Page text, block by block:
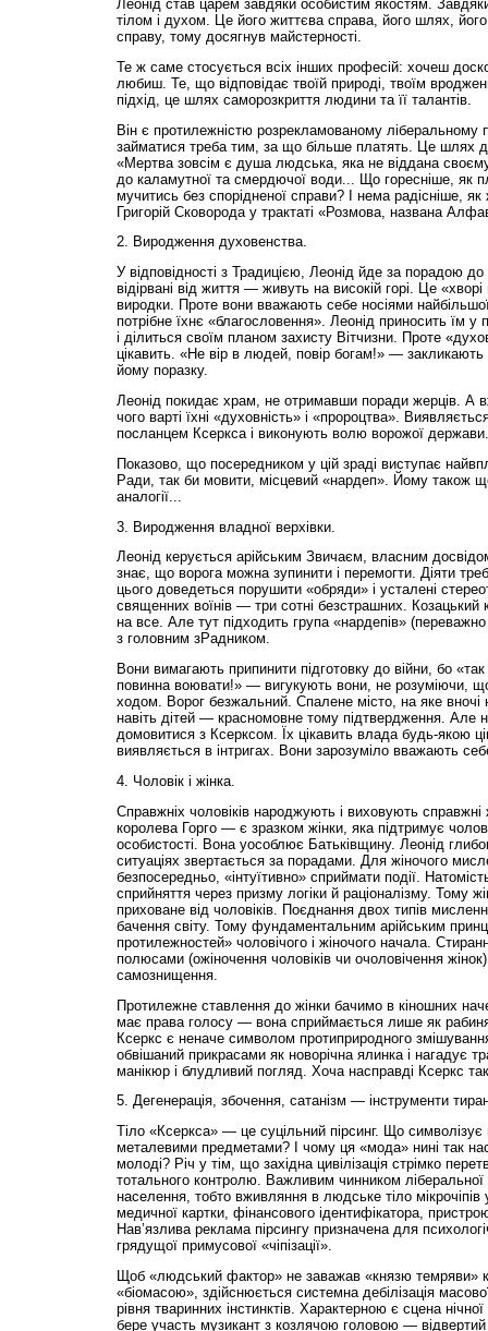
Леонід став царем завдяки особистим якостям.
тілом і духом. Це його життєва справа, його шлях,
справу, тому досягнув майстерності.
Те ж саме стосується всіх інших професій: хочеш
любиш. Те, що відповідає твоїй природі, твоїм
підхід, це шлях саморозкриття людини та її талантів.
Він є протилежністю розрекламованому ліберальному
займатися треба тим, за що більше платять. Це шлях
«Мертва зовсім є душа людська, яка не віддана
до каламутної та смердючої води... Що горесніше, як
мучитись без спорідненої справи? І нема радісніше,
Григорій Сковорода у трактаті «Розмова, названа
2. Виродження духовенства.
У відповідності з Традицією, Леонід йде за порадою
відірвані від життя — живуть на високій горі. Це «хворі
виродки. Проте вони вважають себе носіями
потрібне їхнє «благословення». Леонід приносить їм
і ділиться своїм планом захисту Вітчизни. Проте
цікавить. «Не вір в людей, повір богам!» — закликають
йому поразку.
Леонід покидає храм, не отримавши поради жерців. А
чого варті їхні «духовність» і «пророцтва».
посланцем Ксеркса і виконують волю ворожої держави.
Показово, що посередником у цій зраді виступає
Ради, так би мовити, місцевий «нардеп». Йому також
аналогії...
3. Виродження владної верхівки.
Леонід керується арійським Звичаєм, власним
знає, що ворога можна зупинити і перемогти. Діяти
цього доведеться порушити «обряди» і усталені
священних воїнів — три сотні безстрашних. Козацький
на все. Але тут підходить група «нардепів»
з головним зРадником.
Вони вимагають припинити підготовку до війни, бо
повинна воювати!» — вигукують вони, не розуміючи,
ходом. Ворог безжальний. Спалене місто, на яке вночі
навіть дітей — красномовне тому підтвердження. Але
домовитися з Ксерксом. Їх цікавить влада будь-якою
виявляється в інтригах. Вони зарозуміло вважають
4. Чоловік і жінка.
Справжніх чоловіків народжують і виховують
королева Горго — є зразком жінки, яка підтримує
особистості. Вона уособлює Батьківщину. Леонід
ситуаціях звертається за порадами. Для жіночого
безпосередньо, «інтуїтивно» сприймати події.
сприйняття через призму логіки й раціоналізму. Тому
приховане від чоловіків. Поєднання двох типів
бачення світу. Тому фундаментальним арійським
протилежностей» чоловічого і жіночого начала.
полюсами (ожіночення чоловіків чи очоловічення
самознищення.
Протилежне ставлення до жінки бачимо в кіношних
має права голосу — вона сприймається лише як рабиня
Ксеркс є неначе символом протиприродного
обвішаний прикрасами як новорічна ялинка і нагадує
манікюр і блудливий погляд. Хоча насправді Ксеркс
5. Дегенерація, збочення, сатанізм — інструменти
Тіло «Ксеркса» — це суцільний пірсинг. Що символізує
металевими предметами? І чому ця «мода» нині так
молоді? Річ у тім, що західна цивілізація стрімко
тотального контролю. Важливим чинником ліберальної
населення, тобто вживляння в людське тіло мікрочіпів
медичної картки, фінансового ідентифікатора,
Нав’язлива реклама пірсингу призначена для
грядущої примусової «чіпізації».
Щоб «людський фактор» не заважав «князю темряви»
«біомасою», здійснюється системна дебілізація
рівня тваринних інстинктів. Характерною є сцена нічної
бере участь музикант з козлячою головою —